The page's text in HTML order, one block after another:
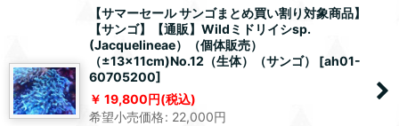
【サマーセール サンゴまとめ買い割り対象商品】
【サンゴ】【通販】Wildミドリイシsp.
(Jacquelineae）（個体販売）
（±13x11cm)No.12（生体）（サンゴ）
[ah01-
60705200]
19,800円(税込)
希望小売価格: 22,000円